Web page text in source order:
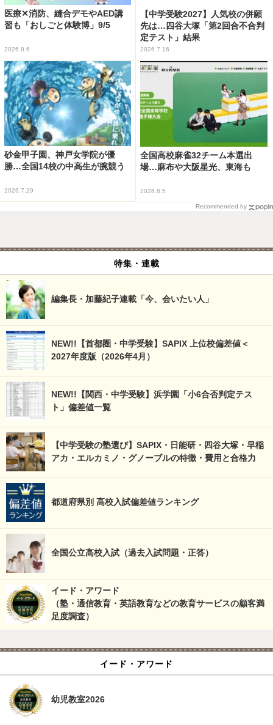
医療✕消防、縫合デモやAED講
習も「おしごと体験博」9/5
2026.8.6
【中学受験2027】人気校の併願
先は…四谷大塚「第2回合不合判
定テスト」結果
2026.7.16
砂金甲子園、神戸女学院が優
勝…全国14校の中高生が腕競う
2026.7.29
全国高校麻雀32チーム本選出
場…麻布や大阪星光、東海も
2026.8.5
Recommended by
特集・連載
編集長・加藤紀子連載「今、会いたい人」
NEW!!【首都圏・中学受験】SAPIX 上位校偏差値＜
2027年度版（2026年4月）
NEW!!【関西・中学受験】浜学園「小6合否判定テス
ト」偏差値一覧
【中学受験の塾選び】SAPIX・日能研・四谷大塚・早稲
アカ・エルカミノ・グノーブルの特徴・費用と合格力
都道府県別 高校入試偏差値ランキング
全国公立高校入試（過去入試問題・正答）
イード・アワード
（塾・通信教育・英語教育などの教育サービスの顧客満
足度調査）
イード・アワード
幼児教室2026